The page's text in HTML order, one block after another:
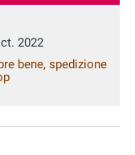
2022
bene, spedizione